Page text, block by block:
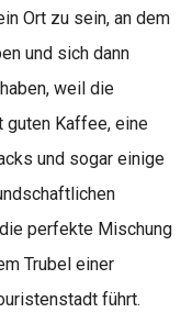
Ort zu sein, an dem
und sich dann
weil die
guten Kaffee, eine
und sogar einige
perfekte Mischung
Trubel einer
führt.